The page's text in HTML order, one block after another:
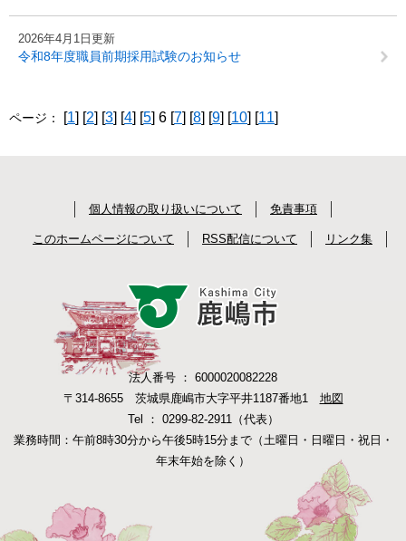
2026年4月1日更新
令和8年度職員前期採用試験のお知らせ
ページ： [1] [2] [3] [4] [5] 6 [7] [8] [9] [10] [11]
個人情報の取り扱いについて 免責事項
このホームページについて RSS配信について リンク集
法人番号 ： 6000020082228
〒314-8655 茨城県鹿嶋市大字平井1187番地1 地図
Tel ： 0299-82-2911（代表）
業務時間：午前8時30分から午後5時15分まで（土曜日・日曜日・祝日・
年末年始を除く）